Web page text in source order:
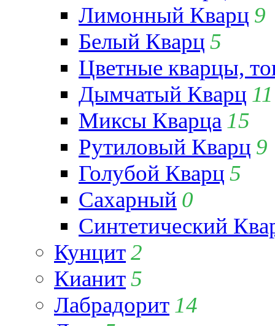
Лимонный Кварц 9
Белый Кварц 5
Цветные кварцы,
Дымчатый Кварц 11
Миксы Кварца 15
Рутиловый Кварц 9
Голубой Кварц 5
Сахарный 0
Синтетический
Кунцит2
Кианит5
Лабрадорит 14